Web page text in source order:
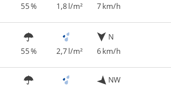
55 % 1,8 l/m²
7 km/h
55 % 2,7 l/m²
N
6 km/h
NW